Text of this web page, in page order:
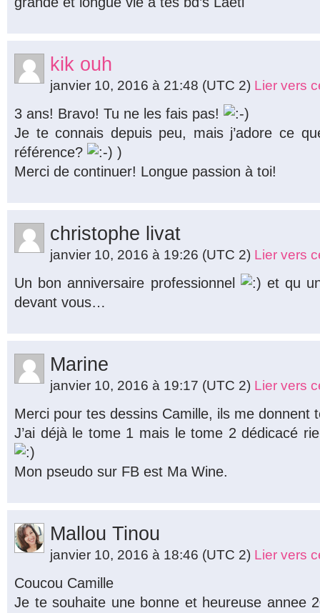
kik ouh
janvier 10, 2016 à 21:48 (UTC 2) Lier vers
3 ans! Bravo! Tu ne les fais pas!
Je te connais depuis peu, mais j’adore ce
référence?
)
Merci de continuer! Longue passion à toi!
christophe livat
janvier 10, 2016 à 19:26 (UTC 2) Lier vers
Un bon anniversaire professionnel
et qu
devant vous…
Marine
janvier 10, 2016 à 19:17 (UTC 2) Lier vers
Merci pour tes dessins Camille, ils me donnent
J’ai déjà le tome 1 mais le tome 2 dédicacé
Mon pseudo sur FB est Ma Wine.
Mallou Tinou
janvier 10, 2016 à 18:46 (UTC 2) Lier vers
Coucou Camille
Je te souhaite une bonne et heureuse annee